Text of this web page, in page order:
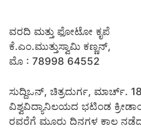
ವರದಿ ಮತ್ತು ಫೋಟೋ ಕೃಪೆ
ಕೆ.ಎಂ.ಮುತ್ತುಸ್ವಾಮಿ ಕಣ್ಣನ್,
ಮೊ : 78998 64552
ಸುದ್ದಿಒನ್, ಚಿತ್ರದುರ್ಗ, ಮಾರ್ಚ್.
ವಿಶ್ವವಿದ್ಯಾನಿಲಯದ ಭಟಿಂಡ
ರವರೆಗೆ ಮೂರು ದಿನಗಳ ಕಾಲ